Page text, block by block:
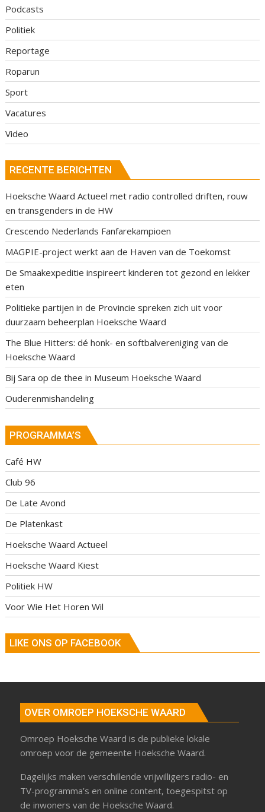
Podcasts
Politiek
Reportage
Roparun
Sport
Vacatures
Video
RECENTE BERICHTEN
Hoeksche Waard Actueel met radio controlled driften, rouw
en transgenders in de HW
Crescendo Nederlands Fanfarekampioen
MAGPIE-project werkt aan de Haven van de Toekomst
De Smaakexpeditie inspireert kinderen tot gezond en lekker
eten
Politieke partijen in de Provincie spreken zich uit voor
duurzaam beheerplan Hoeksche Waard
The Blue Hitters: dé honk- en softbalvereniging van de
Hoeksche Waard
Bij Sara op de thee in Museum Hoeksche Waard
Ouderenmishandeling
PROGRAMMA’S
Café HW
Club 96
De Late Avond
De Platenkast
Hoeksche Waard Actueel
Hoeksche Waard Kiest
Politiek HW
Voor Wie Het Horen Wil
LIKE ONS OP FACEBOOK
OVER OMROEP HOEKSCHE WAARD
Omroep Hoeksche Waard is de publieke lokale
omroep voor de gemeente Hoeksche Waard.
Dagelijks maken verschillende vrijwilligers radio- en
TV-programma’s en online content, toegespitst op
de inwoners van de Hoeksche Waard.